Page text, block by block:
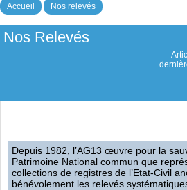
Accueil Nos relevés
Nos Relevés
Depuis 1982, l’AG13 œuvre pour la
Patrimoine National commun que
collections de registres de l’Etat-Civil
bénévolement les relevés